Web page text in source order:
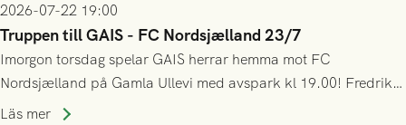
2026-07-22 19:00
Truppen till GAIS - FC Nordsjælland 23/7
Imorgon torsdag spelar GAIS herrar hemma mot FC
Nordsjælland på Gamla Ullevi med avspark kl 19.00! Fredrik
Holmberg och ledarstaben har tagit ut följande trupp till
Läs mer